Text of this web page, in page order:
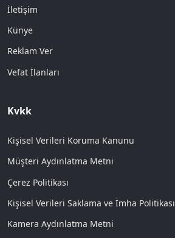
İletişim
Künye
Reklam Ver
Vefat İlanları
Kvkk
Kişisel Verileri Koruma Kanunu
Müşteri Aydınlatma Metni
Çerez Politikası
Kişisel Verileri Saklama ve İmha Politikası
Kamera Aydınlatma Metni